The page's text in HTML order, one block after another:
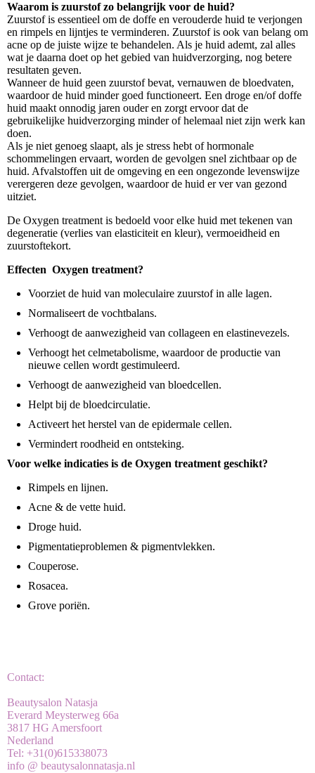
Waarom is zuurstof zo belangrijk voor de huid?
Zuurstof is essentieel om de doffe en verouderde huid te verjongen
en rimpels en lijntjes te verminderen. Zuurstof is ook van belang om
acne op de juiste wijze te behandelen. Als je huid ademt, zal alles
wat je daarna doet op het gebied van huidverzorging, nog betere
resultaten geven.
Wanneer de huid geen zuurstof bevat, vernauwen de bloedvaten,
waardoor de huid minder goed functioneert. Een droge en/of doffe
huid maakt onnodig jaren ouder en zorgt ervoor dat de
gebruikelijke huidverzorging minder of helemaal niet zijn werk kan
doen.
Als je niet genoeg slaapt, als je stress hebt of hormonale
schommelingen ervaart, worden de gevolgen snel zichtbaar op de
huid. Afvalstoffen uit de omgeving en een ongezonde levenswijze
verergeren deze gevolgen, waardoor de huid er ver van gezond
uitziet.
De Oxygen treatment is bedoeld voor elke huid met tekenen van
degeneratie (verlies van elasticiteit en kleur), vermoeidheid en
zuurstoftekort.
Effecten Oxygen treatment?
Voorziet de huid van moleculaire zuurstof in alle lagen.
Normaliseert de vochtbalans.
Verhoogt de aanwezigheid van collageen en elastinevezels.
Verhoogt het celmetabolisme, waardoor de productie van
nieuwe cellen wordt gestimuleerd.
Verhoogt de aanwezigheid van bloedcellen.
Helpt bij de bloedcirculatie.
Activeert het herstel van de epidermale cellen.
Vermindert roodheid en ontsteking.
Voor welke indicaties is de Oxygen treatment geschikt?
Rimpels en lijnen.
Acne & de vette huid.
Droge huid.
Pigmentatieproblemen & pigmentvlekken.
Couperose.
Rosacea.
Grove poriën.
Contact:
Beautysalon Natasja
Everard Meysterweg 66a
3817 HG Amersfoort
Nederland
Tel: +31(0)615338073
info @ beautysalonnatasja.nl